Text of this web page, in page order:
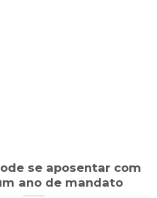
se aposentar com
ano de mandato